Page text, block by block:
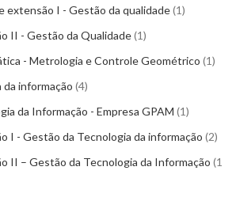
extensão I - Gestão da qualidade 1
II - Gestão da Qualidade 1
- Metrologia e Controle Geométrico 1
informação 4
da Informação - Empresa GPAM 1
I - Gestão da Tecnologia da informação 2
II – Gestão da Tecnologia da Informação 1